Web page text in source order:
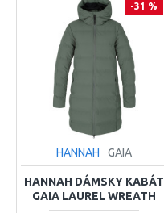
-31 %
HANNAH GAIA
HANNAH DÁMSKY KABÁT
GAIA LAUREL WREATH